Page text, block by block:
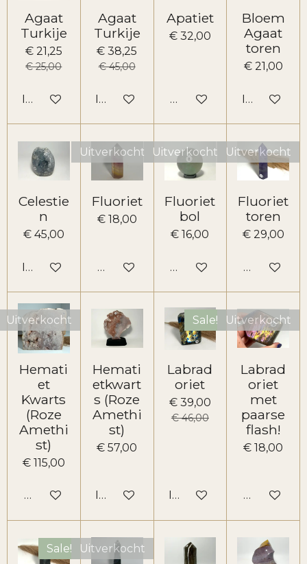
Agaat
Turkije
€ 21,25
€ 25,00
In winkelwagen
Agaat
Turkije
€ 38,25
€ 45,00
In winkelwagen
Apatiet
€ 32,00
Houd mij op de hoogte
Bloem
Agaat
toren
€ 21,00
In
Celestie
n
€ 45,00
In winkelwagen
Uitverkocht
Fluoriet
€ 18,00
Houd mij op de hoogte
Uitverkocht
Fluoriet
bol
€ 16,00
Houd mij op de hoogte
Uitverkocht
Fluoriet
toren
€ 29,00
Houd mij
Uitverkocht
Hemati
et
Kwarts
(Roze
Amethi
st)
€ 115,00
Houd mij op de hoogte
Hemati
etkwart
s (Roze
Amethi
st)
€ 57,00
In winkelwagen
Sale!
Labrad
oriet
€ 39,00
€ 46,00
In winkelwagen
Uitverkocht
Labrad
oriet
met
paarse
flash!
€ 18,00
Houd mij
Sale! Uitverkocht